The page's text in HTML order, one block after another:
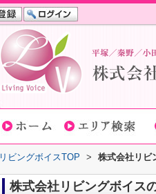
リビングボイスTOP > 株式会社リビ
株式会社リビングボイス